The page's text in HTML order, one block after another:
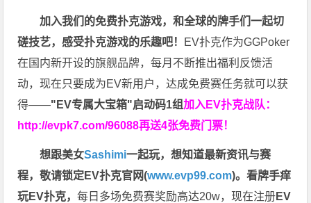
加入我们的免费扑克游戏，和全球的牌手们一起切
磋技艺，感受扑克游戏的乐趣吧！ EV扑克作为GGPoker
在国内新开设的旗舰品牌，每月不断推出福利反馈活
动，现在只要成为EV新用户，达成免费赛任务就可以获
得——"EV专属大宝箱"启动码1组加入EV扑克战队：
http://evpk7.com/96088再送4张免费门票！
想跟美女Sashimi一起玩，想知道最新资讯与赛
程，敬请锁定EV扑克官网(www.evp99.com)。看牌手痒
玩EV扑克，每日多场免费赛奖励高达20w，现在注册EV